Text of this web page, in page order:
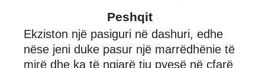
Peshqit
Ekziston një pasiguri në dashuri, edhe
nëse jeni duke pasur një marrëdhënie të
mirë dhe ka të ngjarë tju pyesë në çfarë